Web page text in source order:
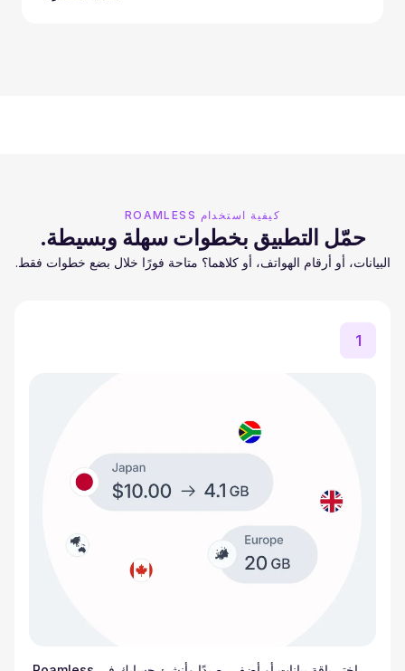
كيفية استخدام ROAMLESS
حمّل التطبيق بخطوات سهلة وبسيطة.
البيانات، أو أرقام الهواتف، أو كلاهما؟ متاحة فورًا خلال بضع خطوات فقط.
1